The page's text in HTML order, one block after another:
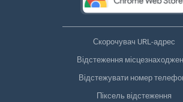
Скорочувач URL-адрес
Відстеження
Відстежувати номер
Піксель відстеження